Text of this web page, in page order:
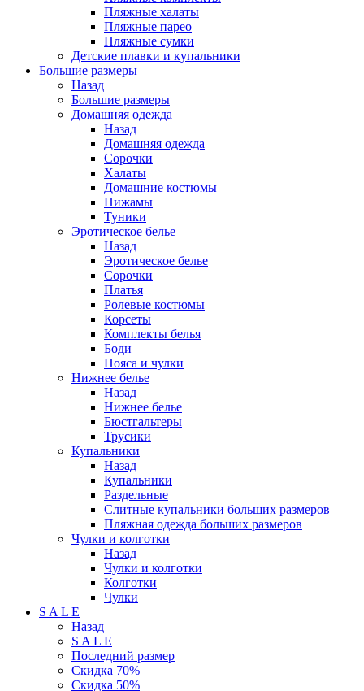
Пляжные халаты
Пляжные парео
Пляжные сумки
Детские плавки и купальники
Большие размеры
Назад
Большие размеры
Домашняя одежда
Назад
Домашняя одежда
Сорочки
Халаты
Домашние костюмы
Пижамы
Туники
Эротическое белье
Назад
Эротическое белье
Сорочки
Платья
Ролевые костюмы
Корсеты
Комплекты белья
Боди
Пояса и чулки
Нижнее белье
Назад
Нижнее белье
Бюстгальтеры
Трусики
Купальники
Назад
Купальники
Раздельные
Слитные купальники больших размеров
Пляжная одежда больших размеров
Чулки и колготки
Назад
Чулки и колготки
Колготки
Чулки
S A L E
Назад
S A L E
Последний размер
Скидка 70%
Скидка 50%